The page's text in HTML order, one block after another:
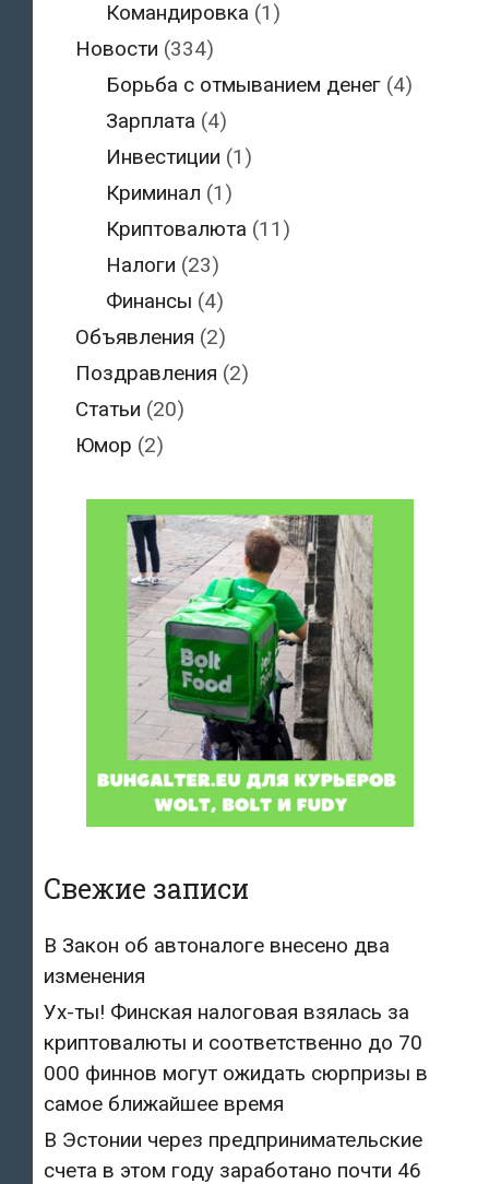
Командировка (1)
Новости (334)
Борьба с отмыванием денег (4)
Зарплата (4)
Инвестиции (1)
Криминал (1)
Криптовалюта (11)
Налоги (23)
Финансы (4)
Объявления (2)
Поздравления (2)
Статьи (20)
Юмор (2)
Свежие записи
В Закон об автоналоге внесено два
изменения
Ух-ты! Финская налоговая взялась за
криптовалюты и соответственно до 70
000 финнов могут ожидать сюрпризы в
самое ближайшее время
В Эстонии через предпринимательские
счета в этом году заработано почти 46